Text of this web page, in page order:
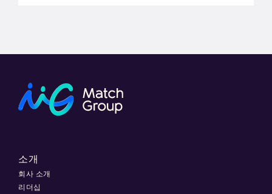
소개
회사 소개
리더십